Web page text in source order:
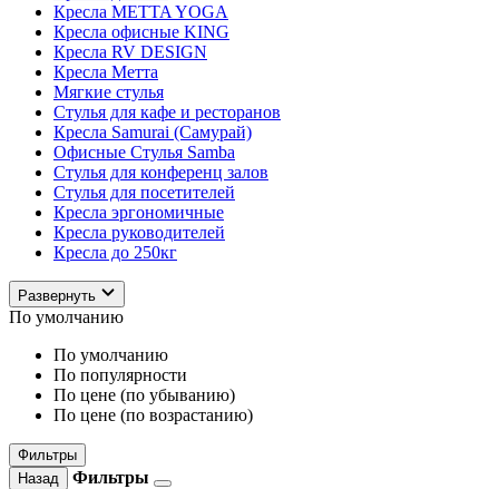
Кресла METTA YOGA
Кресла офисные KING
Кресла RV DESIGN
Кресла Метта
Мягкие стулья
Стулья для кафе и ресторанов
Кресла Samurai (Самурай)
Офисные Стулья Samba
Стулья для конференц залов
Стулья для посетителей
Кресла эргономичные
Кресла руководителей
Кресла до 250кг
Развернуть
По умолчанию
По умолчанию
По популярности
По цене (по убыванию)
По цене (по возрастанию)
Фильтры
Назад
Фильтры